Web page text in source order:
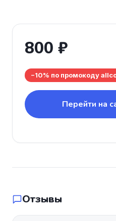
800 ₽
−10% по промокоду
Перейти на
Отзывы